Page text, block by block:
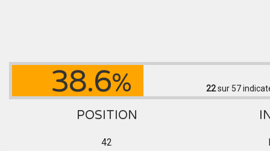
38.6% 22sur 57
POSITION
42